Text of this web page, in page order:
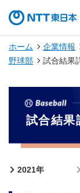
ホーム 企業情報
野球部
試合結果
試合結果
2021年